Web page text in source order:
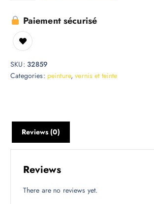
Paiement sécurisé
SKU: 32859
Categories: peinture,vernis et teinte
Reviews (0)
Reviews
There are no reviews yet.